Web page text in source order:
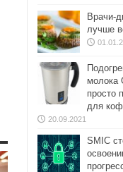
Врачи-
лучше
молока
просто
для
20.09.2021
SMIC